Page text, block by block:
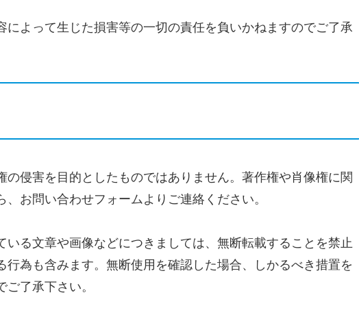
によって生じた損害等の一切の責任を負いかねますのでご了承
の侵害を目的としたものではありません。著作権や肖像権に関
、お問い合わせフォームよりご連絡ください。
いる文章や画像などにつきましては、無断転載することを禁止
行為も含みます。無断使用を確認した場合、しかるべき措置を
了承下さい。